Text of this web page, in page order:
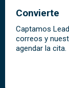
Convierte
Captamos
correos y
agendar la cita.